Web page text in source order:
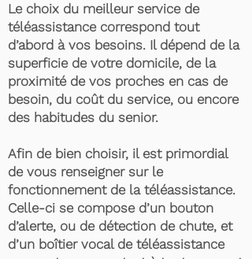
Le choix du meilleur service de
téléassistance correspond tout
d’abord à vos besoins. Il dépend de la
superficie de votre domicile, de la
proximité de vos proches en cas de
besoin, du coût du service, ou encore
des habitudes du senior.
Afin de bien choisir, il est primordial
de vous renseigner sur le
fonctionnement de la téléassistance.
Celle-ci se compose d’un bouton
d’alerte, ou de détection de chute, et
d’un boîtier vocal de téléassistance